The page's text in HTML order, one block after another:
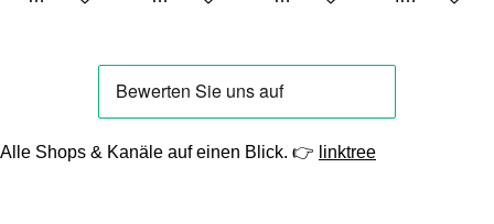
Alle Shops & Kanäle auf einen Blick. 👉 linktree